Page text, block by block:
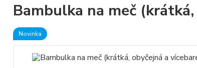
Bambulka na meč
Novinka